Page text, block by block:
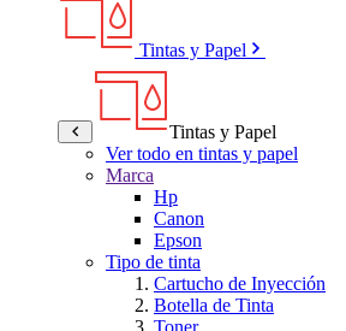
Tintas y Papel
Tintas y Papel
Ver todo en tintas y papel
Marca
Hp
Canon
Epson
Tipo de tinta
Cartucho de Inyección
Botella de Tinta
Toner